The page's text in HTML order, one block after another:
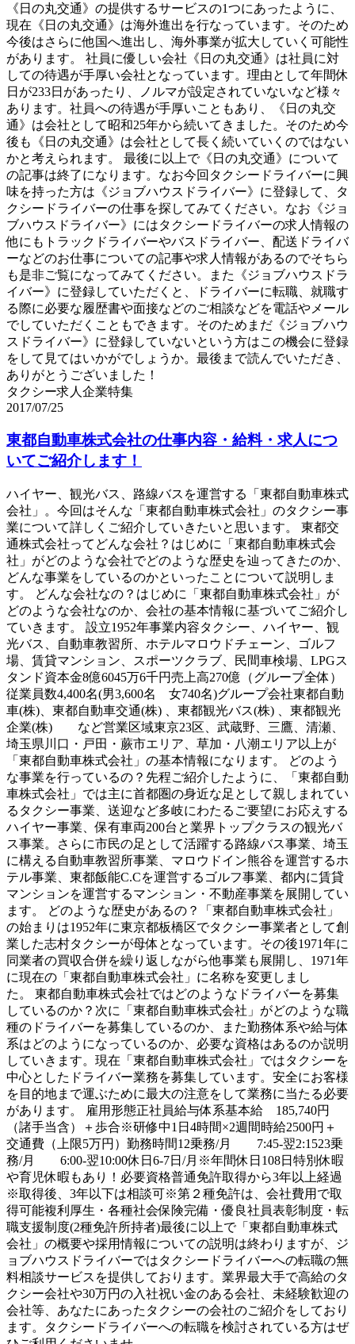
《日の丸交通》の提供するサービスの1つにあったように、
現在《日の丸交通》は海外進出を行なっています。そのため
今後はさらに他国へ進出し、海外事業が拡大していく可能性
があります。 社員に優しい会社《日の丸交通》は社員に対
しての待遇が手厚い会社となっています。理由として年間休
日が233日があったり、ノルマが設定されていないなど様々
あります。社員への待遇が手厚いこともあり、《日の丸交
通》は会社として昭和25年から続いてきました。そのため今
後も《日の丸交通》は会社として長く続いていくのではない
かと考えられます。 最後に以上で《日の丸交通》について
の記事は終了になります。なお今回タクシードライバーに興
味を持った方は《ジョブハウスドライバー》に登録して、タ
クシードライバーの仕事を探してみてください。なお《ジョ
ブハウスドライバー》にはタクシードライバーの求人情報の
他にもトラックドライバーやバスドライバー、配送ドライバ
ーなどのお仕事についての記事や求人情報があるのでそちら
も是非ご覧になってみてください。また《ジョブハウスドラ
イバー》に登録していただくと、ドライバーに転職、就職す
る際に必要な履歴書や面接などのご相談などを電話やメール
でしていただくこともできます。そのためまだ《ジョブハウ
スドライバー》に登録していないという方はこの機会に登録
をして見てはいかがでしょうか。最後まで読んでいただき、
ありがとうございました！
タクシー求人企業特集
2017/07/25
東都自動車株式会社の仕事内容・給料・求人につ
いてご紹介します！
ハイヤー、観光バス、路線バスを運営する「東都自動車株式
会社」。今回はそんな「東都自動車株式会社」のタクシー事
業について詳しくご紹介していきたいと思います。 東都交
通株式会社ってどんな会社？はじめに「東都自動車株式会
社」がどのような会社でどのような歴史を辿ってきたのか、
どんな事業をしているのかといったことについて説明しま
す。 どんな会社なの？はじめに「東都自動車株式会社」が
どのような会社なのか、会社の基本情報に基づいてご紹介し
ていきます。 設立1952年事業内容タクシー、ハイヤー、観
光バス、自動車教習所、ホテルマロウドチェーン、ゴルフ
場、賃貸マンション、スポーツクラブ、民間車検場、LPGス
タンド資本金8億6045万6千円売上高270億（グループ全体）
従業員数4,400名(男3,600名 女740名)グループ会社東都自動
車(株)、東都自動車交通(株) 、東都観光バス(株) 、東都観光
企業(株) など営業区域東京23区、武蔵野、三鷹、清瀬、
埼玉県川口・戸田・蕨市エリア、草加・八潮エリア以上が
「東都自動車株式会社」の基本情報になります。 どのよう
な事業を行っているの？先程ご紹介したように、「東都自動
車株式会社」では主に首都圏の身近な足として親しまれてい
るタクシー事業、送迎など多岐にわたるご要望にお応えする
ハイヤー事業、保有車両200台と業界トップクラスの観光バ
ス事業。さらに市民の足として活躍する路線バス事業、埼玉
に構える自動車教習所事業、マロウドイン熊谷を運営するホ
テル事業、東都飯能C.Cを運営するゴルフ事業、都内に賃貸
マンションを運営するマンション・不動産事業を展開してい
ます。 どのような歴史があるの？「東都自動車株式会社」
の始まりは1952年に東京都板橋区でタクシー事業者として創
業した志村タクシーが母体となっています。その後1971年に
同業者の買収合併を繰り返しながら他事業も展開し、1971年
に現在の「東都自動車株式会社」に名称を変更しまし
た。 東都自動車株式会社ではどのようなドライバーを募集
しているのか？次に「東都自動車株式会社」がどのような職
種のドライバーを募集しているのか、また勤務体系や給与体
系はどのようになっているのか、必要な資格はあるのか説明
していきます。現在「東都自動車株式会社」ではタクシーを
中心としたドライバー業務を募集しています。安全にお客様
を目的地まで運ぶために最大の注意をして業務に当たる必要
があります。 雇用形態正社員給与体系基本給 185,740円
（諸手当含）＋歩合※研修中1日4時間×2週間時給2500円＋
交通費（上限5万円）勤務時間12乗務/月 7:45-翌2:1523乗
務/月 6:00-翌10:00休日6-7日/月※年間休日108日特別休暇
や育児休暇もあり！必要資格普通免許取得から3年以上経過
※取得後、3年以下は相談可※第２種免許は、会社費用で取
得可能複利厚生・各種社会保険完備・優良社員表彰制度・転
職支援制度(2種免許所持者)最後に以上で「東都自動車株式
会社」の概要や採用情報についての説明は終わりますが、ジ
ョブハウスドライバーではタクシードライバーへの転職の無
料相談サービスを提供しております。業界最大手で高給のタ
クシー会社や30万円の入社祝い金のある会社、未経験歓迎の
会社等、あなたにあったタクシーの会社のご紹介をしており
ます。タクシードライバーへの転職を検討されている方はぜ